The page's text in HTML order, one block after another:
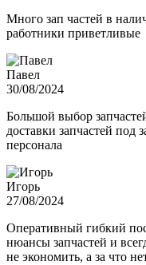
Много зап частей в
работники приветливые
Павел
30/08/2024
Большой выбор
доставки запчастей под
персонала
Игорь
27/08/2024
Оперативный гибкий
нюансы запчастей и
не экономить, а за что